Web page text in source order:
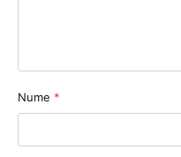
Nume *